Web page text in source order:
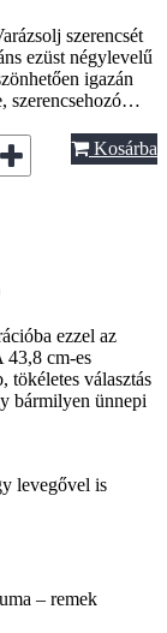
szerencsét
ezüst négylevelű
igazán
szerencsehozó…
Kosárba
ezzel az
43,8 cm-es
tökéletes választás
bármilyen ünnepi
levegővel is
– remek